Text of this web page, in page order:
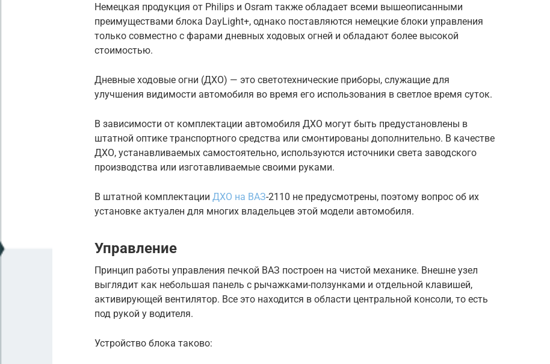
Немецкая продукция от Philips и Osram также обладает всеми вышеописанными
преимуществами блока DayLight+, однако поставляются немецкие блоки управления
только совместно с фарами дневных ходовых огней и обладают более высокой
стоимостью.
Дневные ходовые огни (ДХО) — это светотехнические приборы, служащие для
улучшения видимости автомобиля во время его использования в светлое время суток.
В зависимости от комплектации автомобиля ДХО могут быть предустановлены в
штатной оптике транспортного средства или смонтированы дополнительно. В качестве
ДХО, устанавливаемых самостоятельно, используются источники света заводского
производства или изготавливаемые своими руками.
В штатной комплектации ДХО на ВАЗ-2110 не предусмотрены, поэтому вопрос об их
установке актуален для многих владельцев этой модели автомобиля.
Управление
Принцип работы управления печкой ВАЗ построен на чистой механике. Внешне узел
выглядит как небольшая панель с рычажками-ползунками и отдельной клавишей,
активирующей вентилятор. Все это находится в области центральной консоли, то есть
под рукой у водителя.
Устройство блока таково: